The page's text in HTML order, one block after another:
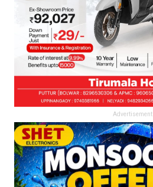
Advertisement